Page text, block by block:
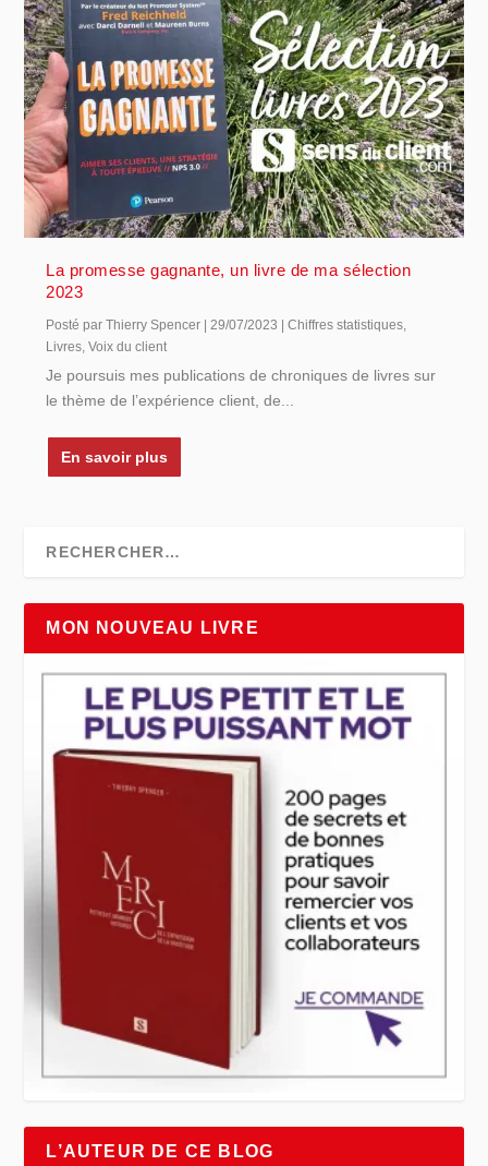
La promesse gagnante, un livre de ma sélection
2023
Posté parThierry Spencer | 29/07/2023 |Chiffres statistiques
Livres ,Voix du client
Je poursuis mes publications de chroniques de livres sur
le thème de l’expérience client, de...
En savoir plus
MON NOUVEAU LIVRE
L’AUTEUR DE CE BLOG